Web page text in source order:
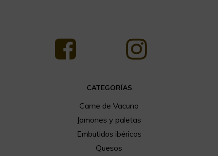
CATEGORÍAS
Carne de Vacuno
Jamones y paletas
Embutidos ibéricos
Quesos